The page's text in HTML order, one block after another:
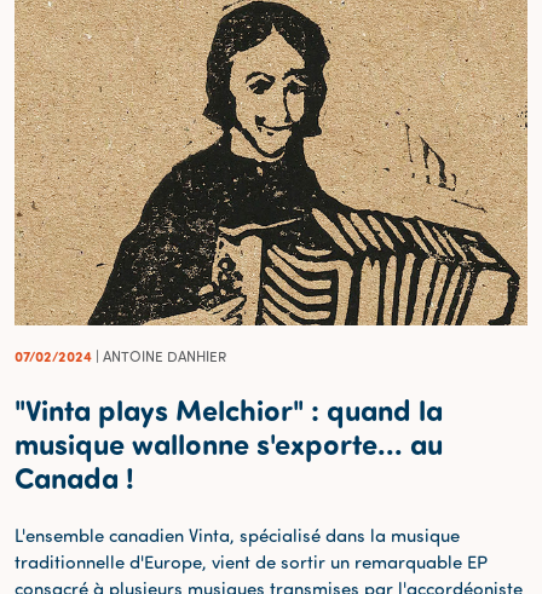
07/02/2024 | ANTOINE DANHIER
"Vinta plays Melchior" : quand la
musique wallonne s'exporte... au
Canada !
L'ensemble canadien Vinta, spécialisé dans la musique
traditionnelle d'Europe, vient de sortir un remarquable EP
consacré à plusieurs musiques transmises par l'accordéoniste